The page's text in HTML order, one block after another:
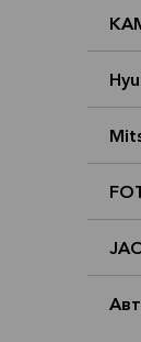
JAC